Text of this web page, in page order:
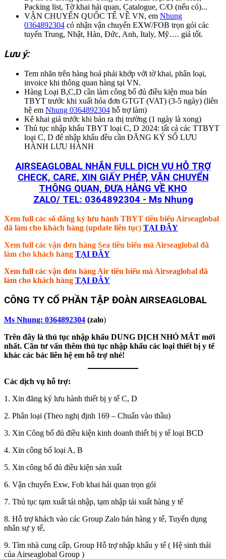
Packing list, Tờ khai hải quan, Catalogue, C/O (nếu có)...
VẬN CHUYỂN QUỐC TẾ VỀ VN, em Nhung
0364892304 có nhận vận chuyển EXW/FOB trọn gói các
tuyến Trung, Nhật, Hàn, Đức, Anh, Italy, Mỹ…. giá tốt.
Lưu ý:
Tem nhãn trên hàng hoá phải khớp với tờ khai, phân loại,
invoice khi thông quan hàng tại VN.
Hàng Loại B,C,D cần làm công bố đủ điều kiện mua bán
TBYT trước khi xuất hóa đơn GTGT (VAT) (3-5 ngày) (liên
hệ em Nhung 0364892304 hỗ trợ làm)
Kê khai giá trước khi bán ra thị trường (1 ngày là xong)
Thủ tục nhập khẩu TBYT loại C, D 2024: tất cả các TTBYT
loại C, D để nhập khẩu đều cần ĐĂNG KÝ SỐ LƯU
HÀNH LƯU HÀNH
AIRSEAGLOBAL NHẬN FULL DỊCH VỤ HỖ TRỢ
CHECK, CARE, XIN GIẤY PHÉP, VẬN CHUYỂN
THÔNG QUAN, ĐƯA HÀNG VỀ KHO
ZALO/ TEL: 0364892304 - Ms Nhung
Xem full các số đăng ký lưu hành TBYT tiêu biểu Airseaglobal
đã làm cho khách hàng (update liên tục) TẠI ĐÂY
Xem full các vận đơn hàng Sea tiêu biểu mà Airseaglobal đã
làm cho khách hàng TẠI ĐÂY
Xem full các vận đơn hàng Air tiêu biểu mà Airseaglobal đã
làm cho khách hàng TẠI ĐÂY
CÔNG TY CỔ PHẦN TẬP ĐOÀN AIRSEAGLOBAL
Ms Nhung: 0364892304 (zalo)
Trên đây là thủ tục nhập khẩu DUNG DỊCH NHỎ MẮT mới
nhất. Cần tư vấn thêm thủ tục nhập khẩu các loại thiết bị y tế
khác các bác liên hệ em hỗ trợ nhé!
Các dịch vụ hỗ trợ:
1. Xin đăng ký lưu hành thiết bị y tế C, D
2. Phân loại (Theo nghị định 169 – Chuẩn vào thầu)
3. Xin Công bố đủ điều kiện kinh doanh thiết bị y tế loại BCD
4. Xin công bố loại A, B
5. Xin công bố đủ điều kiện sản xuất
6. Vận chuyển Exw, Fob khai hải quan trọn gói
7. Thủ tục tạm xuất tái nhập, tạm nhập tái xuất hàng y tế
8. Hỗ trợ khách vào các Group Zalo bán hàng y tế, Tuyển dụng
nhân sự y tế,
9. Tìm nhà cung cấp, Group Hỗ trợ nhập khẩu y tế ( Hệ sinh thái
của Airseaglobal Group )